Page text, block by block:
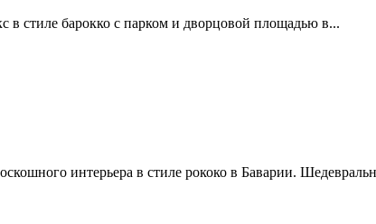
в стиле барокко с парком и дворцовой площадью в...
интерьера в стиле рококо в Баварии.